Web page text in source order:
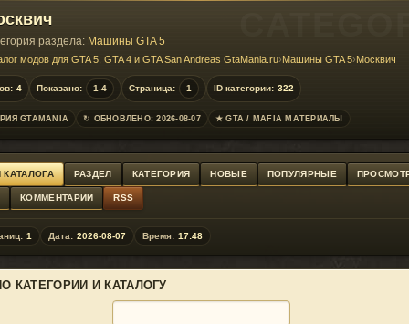
раздела: Машины GTA 5
модов для GTA 5, GTA 4 и GTA San Andreas GtaMania.ru›Машины GTA 5›Москвич
4 Показано: 1-4 Страница: 1 ID категории: 322
GTAMANIA ↻ ОБНОВЛЕНО: 2026-08-07 ★ GTA / MAFIA МАТЕРИАЛЫ
КАТАЛОГА РАЗДЕЛ КАТЕГОРИЯ НОВЫЕ ПОПУЛЯРНЫЕ
КОММЕНТАРИИ RSS
1 Дата: 2026-08-07 Время: 17:48
КАТЕГОРИИ И КАТАЛОГУ